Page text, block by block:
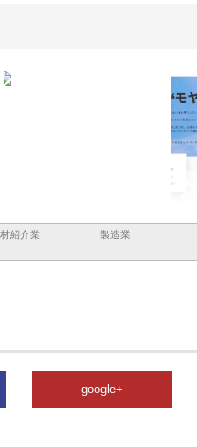
株
材紹介業 製造業
google+